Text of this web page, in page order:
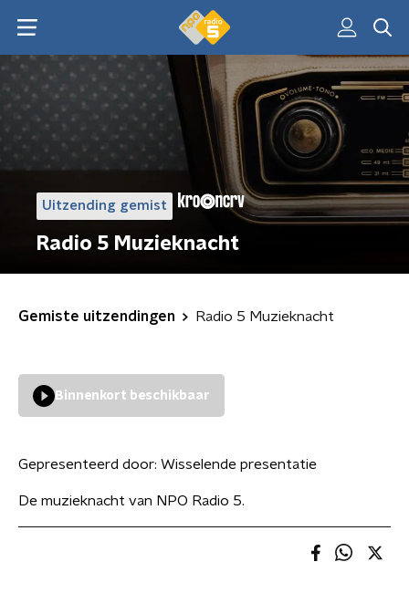
Uitzending gemist
Radio 5 Muzieknacht
Gemiste uitzendingen Radio 5 Muzieknacht
Binnenkort beschikbaar
Gepresenteerd door: Wisselende presentatie
De muzieknacht van NPO Radio 5.